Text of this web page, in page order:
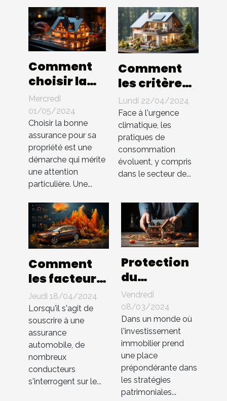
Comment
choisir la
meilleure
assurance
pour votre
propriété
Mercredi
01/05/2024
Choisir la bonne
assurance pour sa
propriété est une
démarche qui mérite
une attention
particulière. Une...
Comment
les critères
écologiques
influencent-
ils les tarifs
des
assurances
habitation ?
Lundi 22/04/2024
Face à l'urgence
climatique, les
pratiques de
consommation
évoluent, y compris
dans le secteur de...
Comment
les facteurs
comme
l'âge et le
lieu de
résidence
influencent-
ils le coût de
l'assurance
Jeudi 18/04/2024
Lorsqu'il s'agit de
souscrire à une
assurance
automobile, de
nombreux
conducteurs
s'interrogent sur le...
Protection
du
patrimoine
immobilier
en LMNP :
quelles
assurances
choisir ?
Vendredi
08/03/2024
Dans un monde où
l'investissement
immobilier prend
une place
prépondérante dans
les stratégies
patrimoniales...